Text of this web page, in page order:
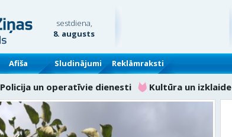
sestdiena,
8. augusts
Afiša Sludinājumi Reklāmraksti
Policija un operatīvie dienesti Kultūra un izklaide